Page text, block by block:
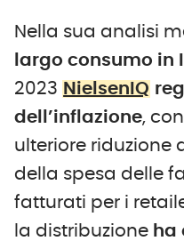
Nella sua analisi
largo consumo in
2023 NielsenIQ
dell’inflazione,
ulteriore riduzione
della spesa delle
fatturati per i
la distribuzione ha